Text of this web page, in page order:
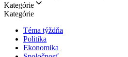
Kategórie
Kategórie
Téma týždňa
Politika
Ekonomika